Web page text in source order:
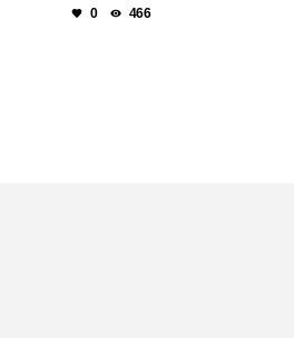
0 466